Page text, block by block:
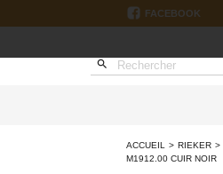
FACEBOOK

ACCUEIL RIEKER
M1912.00 CUIR NOIR